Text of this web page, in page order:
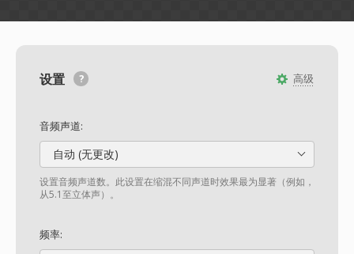
高级
设置
音频声道:
自动 (无更改)
设置音频声道数。此设置在缩混不同声道时效果最为显著（例如，
从5.1至立体声）。
频率: